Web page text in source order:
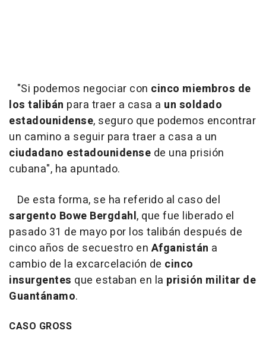
"Si podemos negociar con cinco miembros de
los talibán para traer a casa a un soldado
estadounidense, seguro que podemos encontrar
un camino a seguir para traer a casa a un
ciudadano estadounidense de una prisión
cubana", ha apuntado.
De esta forma, se ha referido al caso del
sargento Bowe Bergdahl, que fue liberado el
pasado 31 de mayo por los talibán después de
cinco años de secuestro en Afganistán a
cambio de la excarcelación de cinco
insurgentes que estaban en la prisión militar de
Guantánamo.
CASO GROSS